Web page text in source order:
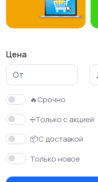
Цена
🔥Срочно
➗Только с акцией
📦С доставкой
Только новое